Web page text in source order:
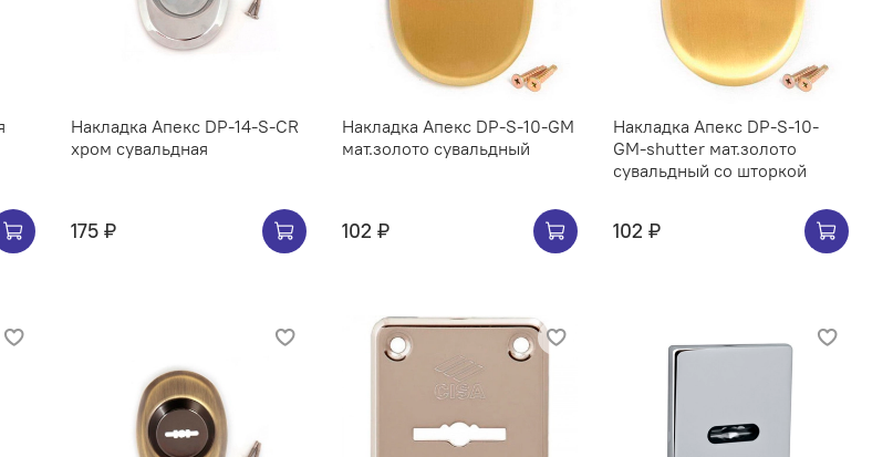
Накладка Апекс DP-14-S-CR
хром сувальдная
175 ₽
Накладка Апекс DP-S-10-GM
мат.золото сувальдный
102 ₽
Накладка Апекс DP-S-10-
GM-shutter мат.золото
сувальдный со шторкой
102 ₽